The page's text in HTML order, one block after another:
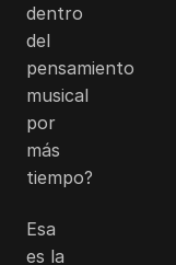
dentro
del
pensamiento
musical
por
más
tiempo?
Esa
es la